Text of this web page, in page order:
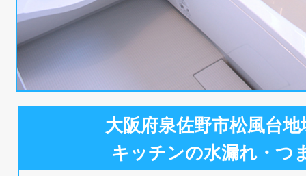
大阪府泉佐野市松風台地
キッチンの水漏れ・つ